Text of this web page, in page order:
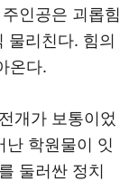
인공은 괴롭힘
물리친다. 힘의
온다.
개가 보통이었
난 학원물이 잇
둘러싼 정치